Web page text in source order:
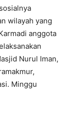
wilayah yang
anggota
Nurul Iman,
Minggu